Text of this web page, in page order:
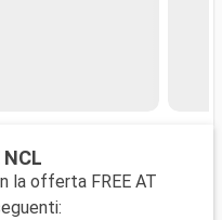
NCL
la offerta FREE AT